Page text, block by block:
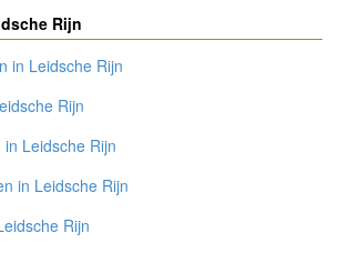
Rijn
in Leidsche Rijn
Rijn
Leidsche Rijn
in Leidsche Rijn
Rijn